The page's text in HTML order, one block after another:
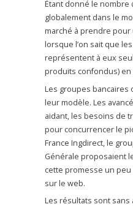
Étant donné le nombre
globalement dans le
marché à prendre
lorsque l’on sait que
représentent à eux
produits confondus) en
Les groupes bancaires
leur modèle. Les
aidant, les besoins de
pour concurrencer le
France Ingdirect, le
Générale proposaient
cette promesse un peu
sur le web.
Les résultats sont sans